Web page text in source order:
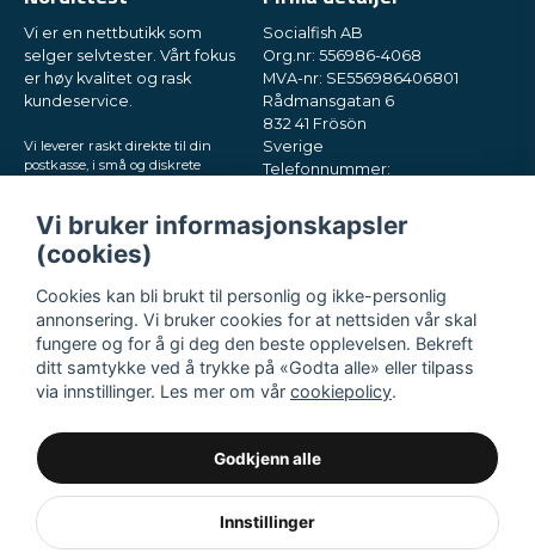
Vi er en nettbutikk som
selger selvtester. Vårt fokus
er høy kvalitet og rask
kundeservice.
Vi leverer raskt direkte til din
postkasse, i små og diskrete
Socialfish AB
Org.nr: 556986-4068
MVA-nr: SE556986406801
Rådmansgatan 6
832 41 Frösön
Sverige
Telefonnummer:
E-post:hey@nordictest.no
Vi bruker informasjonskapsler
(cookies)
Cookies kan bli brukt til personlig og ikke-personlig
annonsering. Vi bruker cookies for at nettsiden vår skal
fungere og for å gi deg den beste opplevelsen. Bekreft
ditt samtykke ved å trykke på «Godta alle» eller tilpass
via innstillinger. Les mer om vår cookiepolicy.
Godkjenn alle
Innstillinger